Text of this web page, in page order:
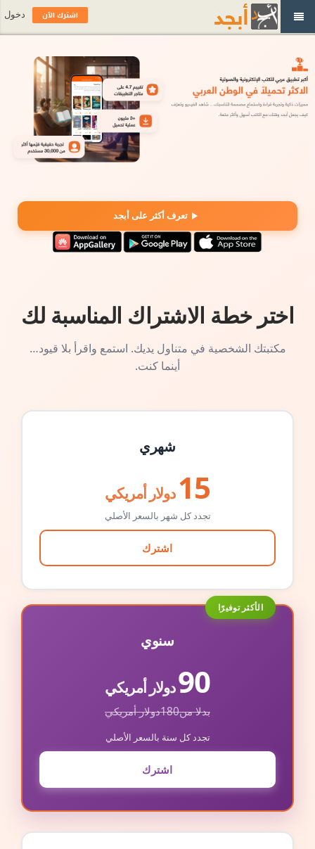
تعرف أكثر على أبجد
اختر خطة الاشتراك المناسبة لك
مكتبتك الشخصية في متناول يديك. استمع واقرأ بلا قيود…
أينما كنت.
شهري
15 دولار أمريكي
تجدد كل شهر بالسعر الأصلي
اشترك
الأكثر توفيرًا
سنوي
90دولار أمريكي
بدلا من180دولار أمريكي
تجدد كل سنة بالسعر الأصلي
اشترك
اشترك الآن دخول